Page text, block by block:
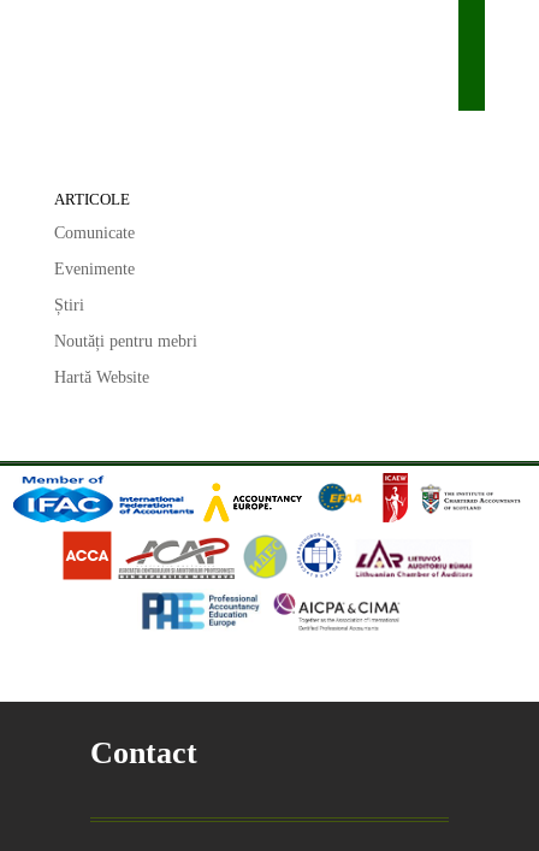
ARTICOLE
Comunicate
Evenimente
Știri
Noutăți pentru mebri
Hartă Website
Contact